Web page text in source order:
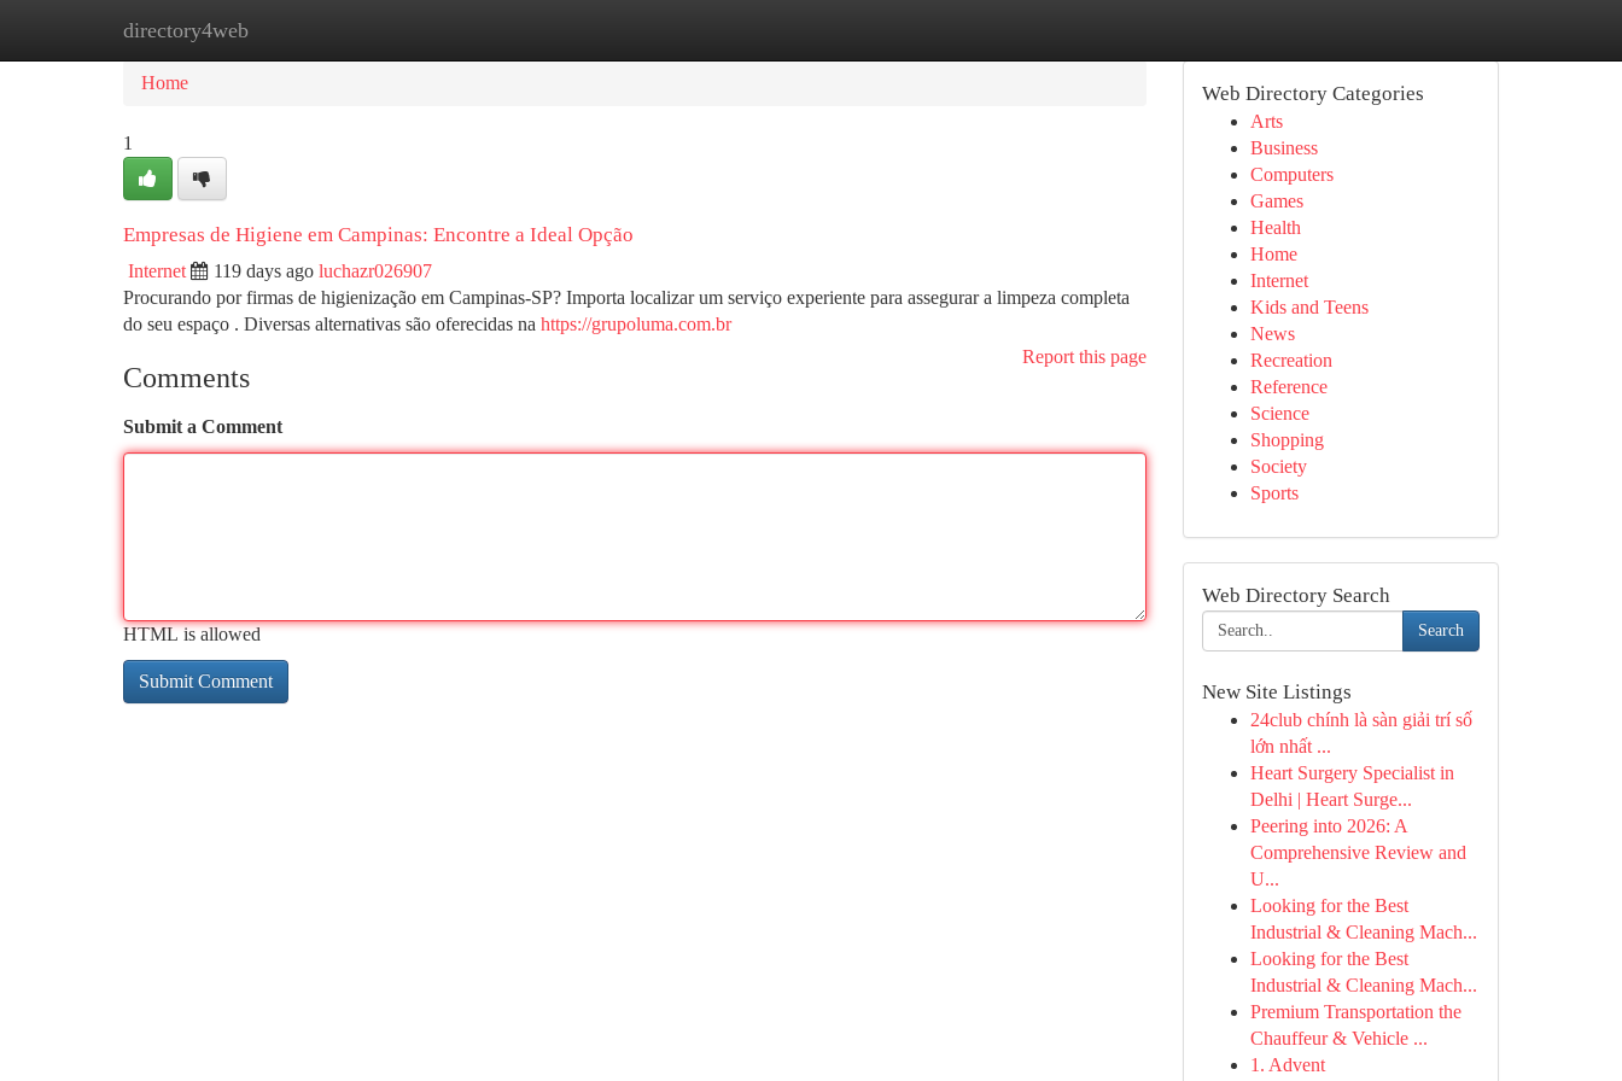
directory4web
Home New Site Listings
Home
1
Empresas de Higiene em Campinas: Encontre a Ideal Opção
Internet 119 days ago luchazr026907
Procurando por firmas de higienização em Campinas-SP? Importa localizar um serviço experiente para assegurar a limpeza completa
do seu espaço . Diversas alternativas são oferecidas na https://grupoluma.com.br
Report this page
Comments
Submit a Comment
HTML is allowed
Web Directory Categories
Arts
Business
Computers
Games
Health
Home
Internet
Kids and Teens
News
Recreation
Reference
Science
Shopping
Society
Sports
Web Directory Search
Search
New Site Listings
24club chính là sàn giải trí số
lớn nhất ...
Heart Surgery Specialist in
Delhi | Heart Surge...
Peering into 2026: A
Comprehensive Review and
U...
Looking for the Best
Industrial & Cleaning Mach...
Looking for the Best
Industrial & Cleaning Mach...
Premium Transportation the
Chauffeur & Vehicle ...
1. Advent